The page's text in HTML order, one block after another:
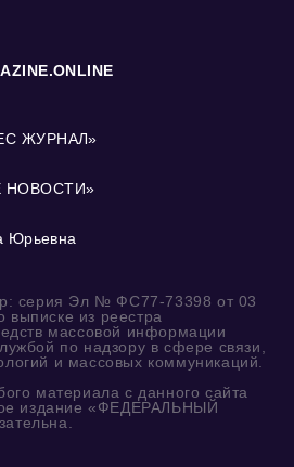
ЖУРНАЛ»
НОВОСТИ»
Юрьевна
серия Эл № ФС77-73398 от 03
выписке из реестра
массовой информации
по надзору в сфере связи,
и массовых коммуникаций.
материала с данного сайта
издание «ФЕДЕРАЛЬНЫЙ